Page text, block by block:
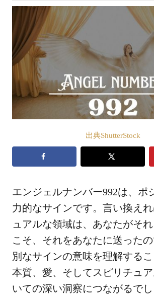
稿
出典ShutterStock
エンジェルナンバー992は、ポ
力的なサインです。言い換え
ュアルな領域は、あなたがそ
こそ、それをあなたに送った
別なサインの意味を理解する
本質、愛、そしてスピリチュ
いての深い洞察につながるでし